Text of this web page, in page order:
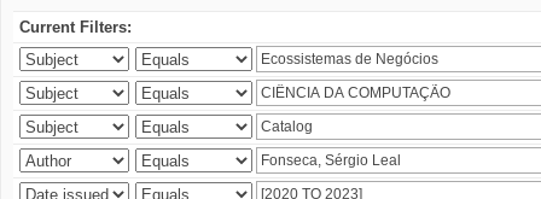
Current Filters: